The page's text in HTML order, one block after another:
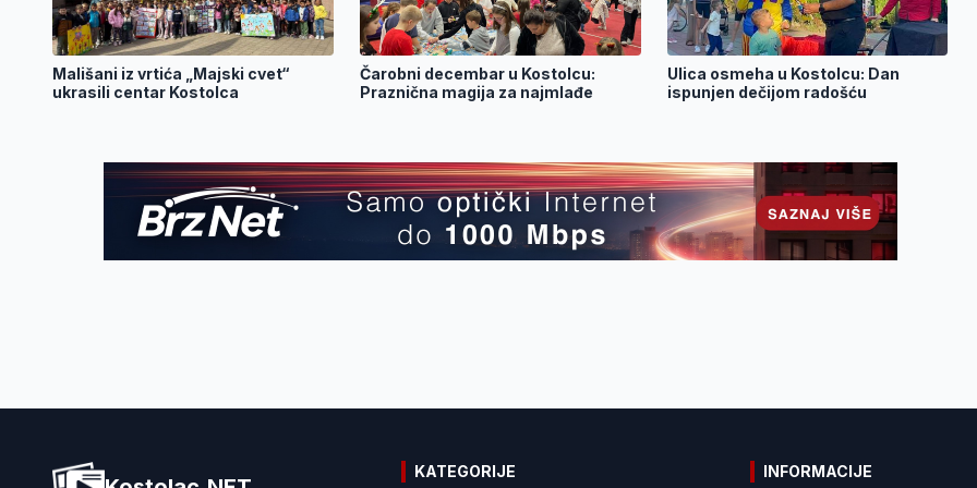
Mališani iz vrtića „Majski cvet“
ukrasili centar Kostolca
Čarobni decembar u Kostolcu:
Praznična magija za najmlađe
Ulica osmeha u Kostolcu: Dan
ispunjen dečijom radošću
KATEGORIJE INFORMACIJE